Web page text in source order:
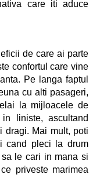
care iti aduce
de care ai parte
confortul care vine
Pe langa faptul
cu alti pasageri,
la mijloacele de
liniste, ascultand
dragi. Mai mult, poti
cand pleci la drum
le cari in mana si
priveste marimea